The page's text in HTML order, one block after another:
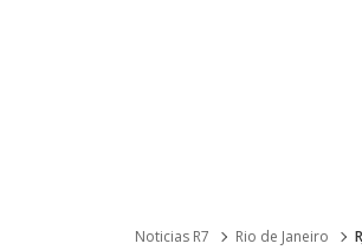
Noticias R7 Rio de Janeiro